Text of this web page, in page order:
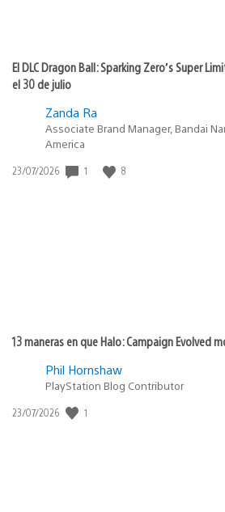
El DLC Dragon Ball: Sparking Zero’s Super
el 30 de julio
Zanda Ra
Associate Brand Manager, Bandai
America
Fecha
23/07/2026 1 8
13 maneras en que Halo: Campaign Evolved
Phil Hornshaw
PlayStation Blog Contributor
Fecha
23/07/2026 1